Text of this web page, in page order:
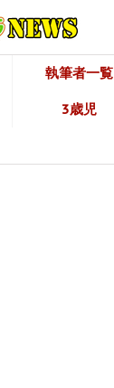
執筆者一覧
3歳児